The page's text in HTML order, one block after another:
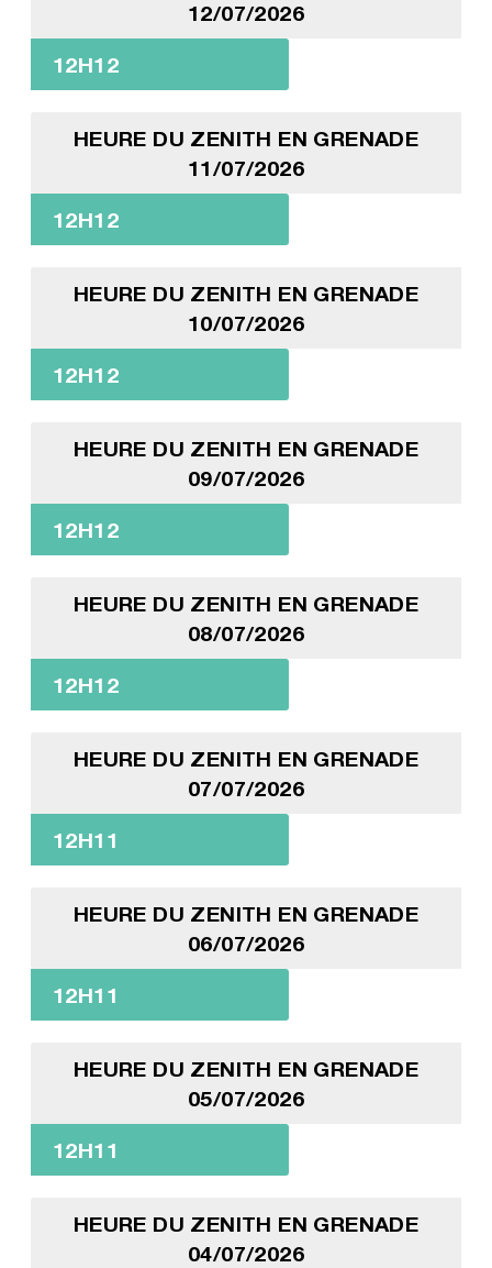
12/07/2026
12H12
HEURE DU ZENITH EN GRENADE
11/07/2026
12H12
HEURE DU ZENITH EN GRENADE
10/07/2026
12H12
HEURE DU ZENITH EN GRENADE
09/07/2026
12H12
HEURE DU ZENITH EN GRENADE
08/07/2026
12H12
HEURE DU ZENITH EN GRENADE
07/07/2026
12H11
HEURE DU ZENITH EN GRENADE
06/07/2026
12H11
HEURE DU ZENITH EN GRENADE
05/07/2026
12H11
HEURE DU ZENITH EN GRENADE
04/07/2026